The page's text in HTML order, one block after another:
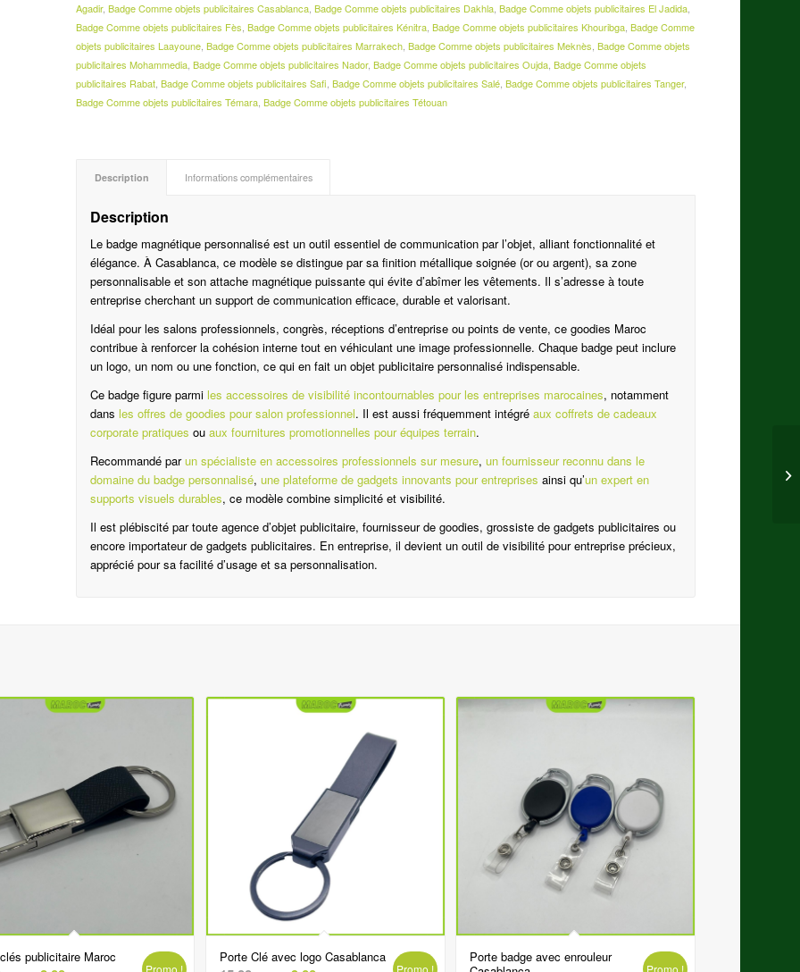
Agadir,Badge Comme objets publicitaires Casablanca ,Badge Comme objets publicitaires Dakhla ,Badge Comme objets publicitaires El Jadida
Badge Comme objets publicitaires Fès ,Badge Comme objets publicitaires Kénitra ,Badge Comme objets publicitaires Khouribga ,Badge Comme
objets publicitaires Laayoune ,Badge Comme objets publicitaires Marrakech ,Badge Comme objets publicitaires Meknès ,Badge Comme objets
publicitaires Mohammedia ,Badge Comme objets publicitaires Nador,Badge Comme objets publicitaires Oujda ,Badge Comme objets
publicitaires Rabat ,Badge Comme objets publicitaires Safi ,Badge Comme objets publicitaires Salé ,Badge Comme objets publicitaires Tanger,
Badge Comme objets publicitaires Témara ,Badge Comme objets publicitaires Tétouan
Description Informations complémentaires
Description
Le badge magnétique personnalisé est un outil essentiel de communication par l’objet, alliant fonctionnalité et
élégance. À Casablanca, ce modèle se distingue par sa finition métallique soignée (or ou argent), sa zone
personnalisable et son attache magnétique puissante qui évite d’abîmer les vêtements. Il s’adresse à toute
entreprise cherchant un support de communication efficace, durable et valorisant.
Idéal pour les salons professionnels, congrès, réceptions d’entreprise ou points de vente, ce goodies Maroc
contribue à renforcer la cohésion interne tout en véhiculant une image professionnelle. Chaque badge peut inclure
un logo, un nom ou une fonction, ce qui en fait un objet publicitaire personnalisé indispensable.
Ce badge figure parmiles accessoires de visibilité incontournables pour les entreprises marocaines, notamment
dans les offres de goodies pour salon professionnel. Il est aussi fréquemment intégréaux coffrets de cadeaux
corporate pratiques ouaux fournitures promotionnelles pour équipes terrain.
Recommandé parun spécialiste en accessoires professionnels sur mesure,un fournisseur reconnu dans le
domaine du badge personnalisé,une plateforme de gadgets innovants pour entreprises ainsi qu’un expert en
supports visuels durables, ce modèle combine simplicité et visibilité.
Il est plébiscité par toute agence d’objet publicitaire, fournisseur de goodies, grossiste de gadgets publicitaires ou
encore importateur de gadgets publicitaires. En entreprise, il devient un outil de visibilité pour entreprise précieux,
apprécié pour sa facilité d’usage et sa personnalisation.
publicitaire Maroc Porte Clé avec logo Casablanca
Porte badge avec enrouleur